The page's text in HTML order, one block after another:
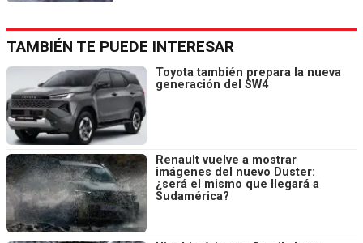
TAMBIÉN TE PUEDE INTERESAR
Toyota también prepara la nueva
generación del SW4
Renault vuelve a mostrar
imágenes del nuevo Duster:
¿será el mismo que llegará a
Sudamérica?